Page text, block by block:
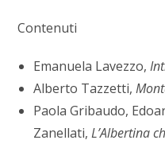
Contenuti
Emanuela Lavezzo,
Alberto Tazzetti,
Paola Gribaudo,
Zanellati,L’Albertina